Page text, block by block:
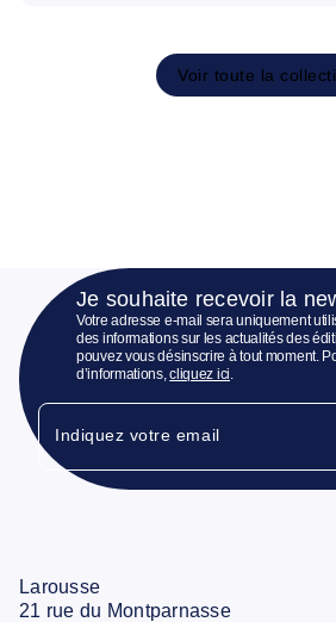
Voir toute la
Je souhaite recevoir la
Votre adresse e-mail sera uniquement
des informations sur les actualités des
pouvez vous désinscrire à tout moment.
d’informations,cliquez ici
Indiquez votre email
Larousse
21 rue du Montparnasse